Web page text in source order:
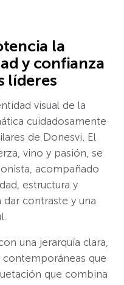
la
y confianza
líderes
visual de la
cuidadosamente
de Donesvi. El
vino y pasión, se
acompañado
estructura y
dar contraste y una
una jerarquía clara,
que
que combina